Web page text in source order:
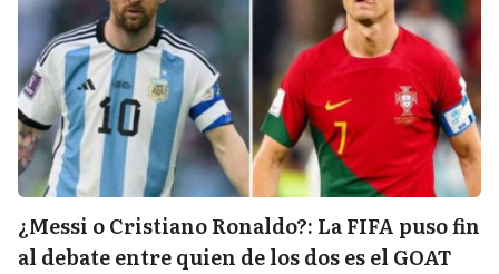
¿Messi o Cristiano Ronaldo?: La FIFA puso fin
al debate entre quien de los dos es el GOAT